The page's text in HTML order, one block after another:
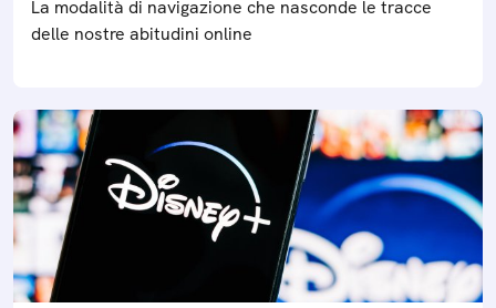
La modalità di navigazione che nasconde le tracce
delle nostre abitudini online